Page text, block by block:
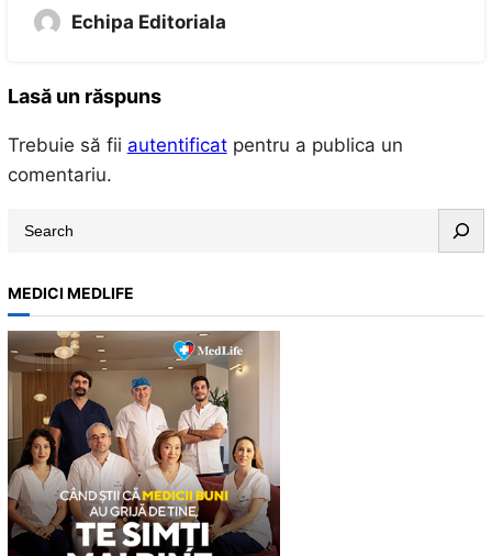
Echipa Editoriala
Lasă un răspuns
Trebuie să fii autentificatpentru a publica un
comentariu.
r
c
h
MEDICI MEDLIFE